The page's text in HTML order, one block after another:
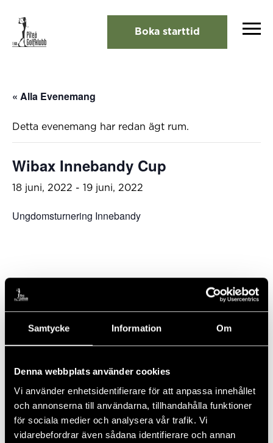
Samtycke Information Om
Denna webbplats använder cookies
Vi använder enhetsidentifierare för att anpassa innehållet
och annonserna till användarna, tillhandahålla funktioner
för sociala medier och analysera vår trafik. Vi
vidarebefordrar även sådana identifierare och annan
Boka starttid
« Alla Evenemang
Detta evenemang har redan ägt rum.
Wibax Innebandy Cup
18 juni, 2022 - 19 juni, 2022
Ungdomsturnering Innebandy
Start:
18 juni, 2022
Slutar:
19 juni, 2022